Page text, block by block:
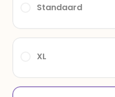
XL
Standaard